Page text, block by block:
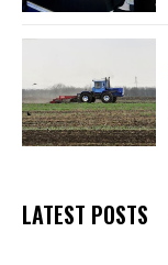
LATEST POSTS